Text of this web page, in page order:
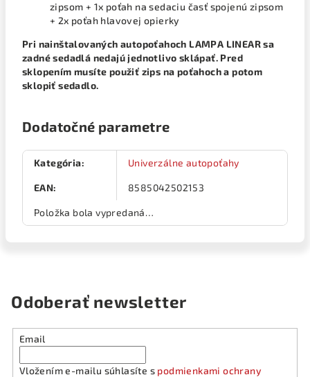
zipsom + 1x poťah na sedaciu časť spojenú zipsom
+ 2x poťah hlavovej opierky
Pri nainštalovaných autopoťahoch LAMPA LINEAR sa
zadné sedadlá nedajú jednotlivo sklápať. Pred
sklopením musíte použiť zips na poťahoch a potom
sklopiť sedadlo.
Dodatočné parametre
Kategória: Univerzálne autopoťahy
EAN: 8585042502153
Položka bola vypredaná…
Odoberať newsletter
Email
Vložením e-mailu súhlasíte s podmienkami ochrany